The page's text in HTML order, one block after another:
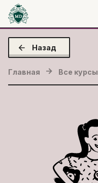
Назад
Главная Все курсы